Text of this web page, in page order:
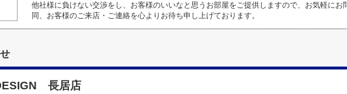
他社様に負けない交渉をし、お客様のいいなと思うお部屋をご提供しますので、お気軽に
同、お客様のご来店・ご連絡を心よりお待ち申し上げております。
長居店